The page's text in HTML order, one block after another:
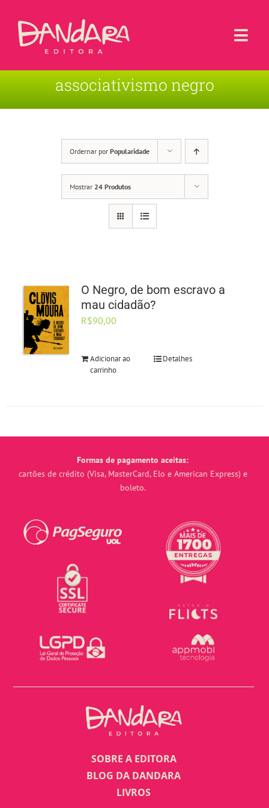
Sobre a Editora
associativismo negro
Ordernar por Popularidade
Mostrar 24 Produtos
O Negro, de bom escravo a
mau cidadão?
R$90,00
Adicionar ao
carrinho
Detalhes
Formas de pagamento aceitas:
cartões de crédito (Visa, MasterCard, Elo e American Express) e
boleto.
SOBRE A EDITORA
BLOG DA DANDARA
LIVROS